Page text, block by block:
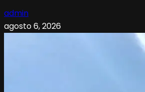
admin
agosto 6, 2026